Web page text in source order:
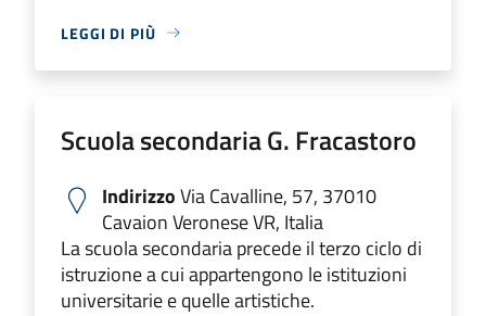
LEGGI DI PIÙ
Scuola secondaria G. Fracastoro
IndirizzoVia Cavalline, 57, 37010
Cavaion Veronese VR, Italia
La scuola secondaria precede il terzo ciclo di
istruzione a cui appartengono le istituzioni
universitarie e quelle artistiche.